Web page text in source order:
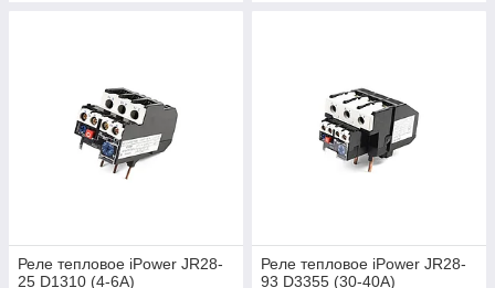
Реле тепловое iPower JR28-
25 D1310 (4-6А)
Реле тепловое iPower JR28-
93 D3355 (30-40А)